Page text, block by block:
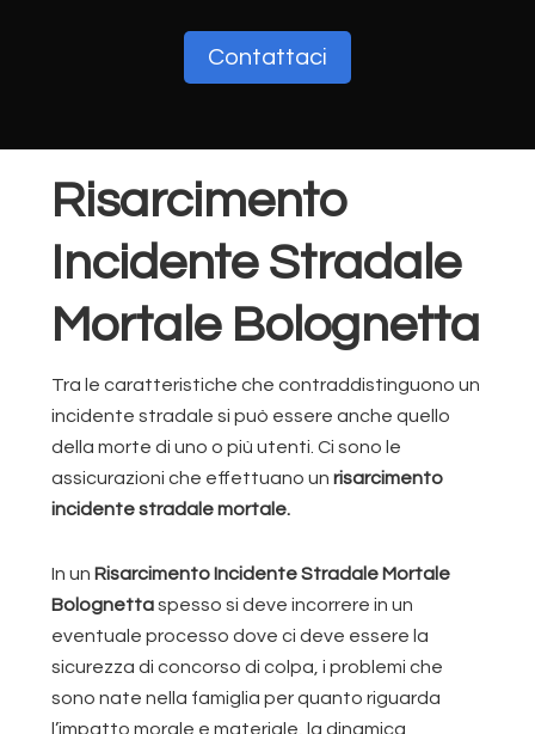
Contattaci
Risarcimento
Incidente Stradale
Mortale Bolognetta
Tra le caratteristiche che contraddistinguono un
incidente stradale si può essere anche quello
della morte di uno o più utenti. Ci sono le
assicurazioni che effettuano un risarcimento
incidente stradale mortale.
In un Risarcimento Incidente Stradale Mortale
Bolognettaspesso si deve incorrere in un
eventuale processo dove ci deve essere la
sicurezza di concorso di colpa, i problemi che
sono nate nella famiglia per quanto riguarda
l’impatto morale e materiale, la dinamica